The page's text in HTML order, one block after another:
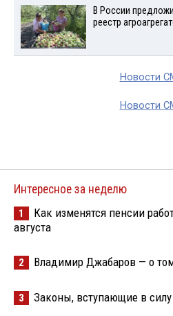
В России
реестр
Новости
Новости
Интересное за неделю
1
Как изменятся пенсии
августа
2 Владимир Джабаров — о
3 Законы, вступающие в силу